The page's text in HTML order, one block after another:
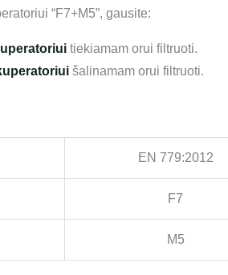
“F7+M5”, gausite:
tiekiamam orui filtruoti.
šalinamam orui filtruoti.
EN 779:2012
F7
M5